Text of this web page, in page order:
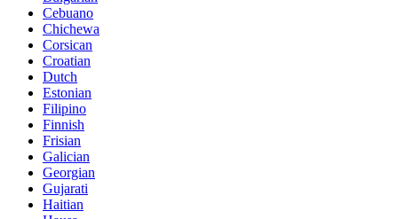
Cebuano
Chichewa
Corsican
Croatian
Dutch
Estonian
Filipino
Finnish
Frisian
Galician
Georgian
Gujarati
Haitian